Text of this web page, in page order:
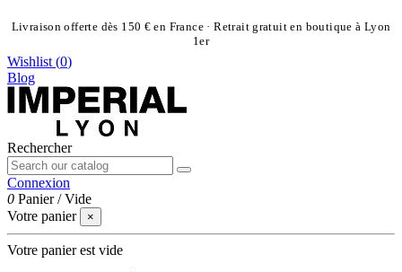
Livraison offerte dès 150 € en France · Retrait gratuit en boutique à Lyon
1er
Wishlist (0)
Blog
Rechercher
Connexion
0 Panier /Vide
Votre panier
×
Votre panier est vide